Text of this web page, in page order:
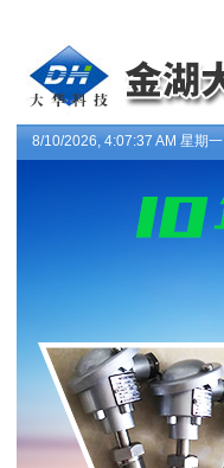
8/10/2026, 4:07:37 AM 星期一